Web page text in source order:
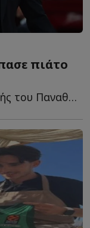
πιάτο
Ξέγνοιαστος ο πρώην προπονητής του Παναθηναϊκού σ...